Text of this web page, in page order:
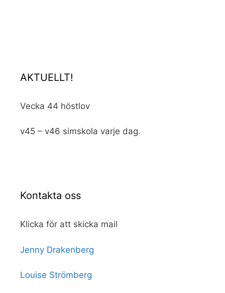
AKTUELLT!
Vecka 44 höstlov
v45 – v46 simskola varje dag.
Kontakta oss
Klicka för att skicka mail
Jenny Drakenberg
Louise Strömberg